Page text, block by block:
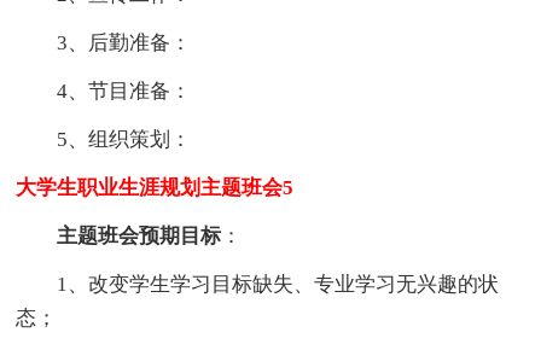
3、后勤准备：
4、节目准备：
5、组织策划：
大学生职业生涯规划主题班会5
主题班会预期目标 ：
1、改变学生学习目标缺失、专业学习无兴趣的状
态；